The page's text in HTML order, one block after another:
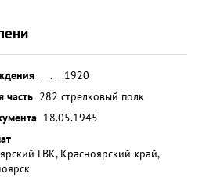
__.__.1920
часть 282 стрелковый полк
18.05.1945
ГВК, Красноярский край,